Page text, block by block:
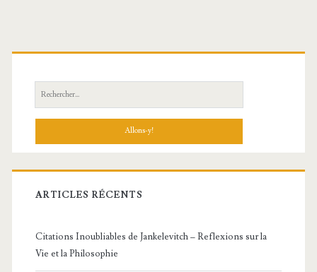
Recherche:
ARTICLES RÉCENTS
Citations Inoubliables de Jankelevitch – Reflexions sur la
Vie et la Philosophie